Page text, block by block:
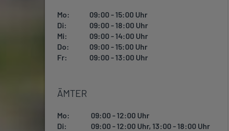
Mo:
09:00 - 15:00 Uhr
Di:
09:00 - 18:00 Uhr
Mi:
09:00 - 14:00 Uhr
Do:
09:00 - 15:00 Uhr
Fr:
09:00 - 13:00 Uhr
ÄMTER
Mo:
09:00 - 12:00 Uhr
Di:
09:00 - 12:00 Uhr, 13:00 - 18:00 Uhr